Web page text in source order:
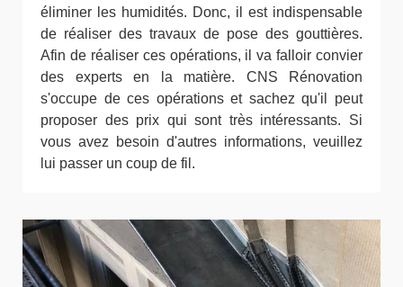
éliminer les humidités. Donc, il est indispensable
de réaliser des travaux de pose des gouttières.
Afin de réaliser ces opérations, il va falloir convier
des experts en la matière. CNS Rénovation
s'occupe de ces opérations et sachez qu'il peut
proposer des prix qui sont très intéressants. Si
vous avez besoin d'autres informations, veuillez
lui passer un coup de fil.